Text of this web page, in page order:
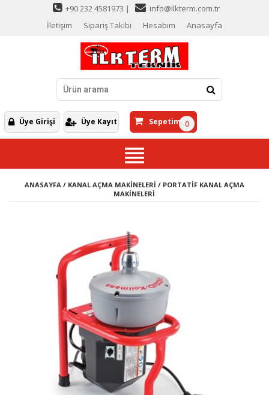
+90 232 4581973 |
info@ilkterm.com.tr
İletişim
Sipariş Takibi Hesabım Anasayfa
Üye Girişi Üye Kayıt Sepetim 0
ANASAYFA/ KANAL AÇMA MAKİNELERİ / PORTATİF KANAL AÇMA
MAKİNELERİ